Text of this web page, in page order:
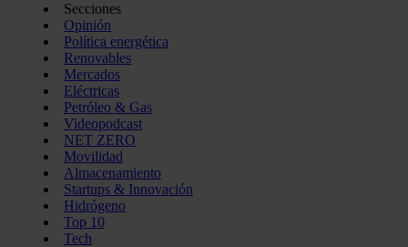
Secciones
Opinión
Política energética
Renovables
Mercados
Eléctricas
Petróleo & Gas
Videopodcast
NET ZERO
Movilidad
Almacenamiento
Startups & Innovación
Hidrógeno
Top 10
Tech